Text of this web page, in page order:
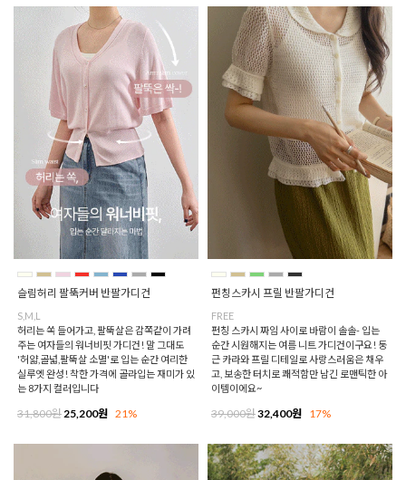
슬림허리 팔뚝커버 반팔가디건
S,M,L
허리는 쏙 들어가고, 팔뚝살은 감쪽같이 가려
주는 여자들의 워너비핏 가디건! 말 그대도
'허얇,골넓,팔뚝살 소멸'로 입는 순간 여리한
실루엣 완성! 착한 가격에 골라입는 재미가 있
는 8가지 컬러입니다
31,800원25,200원 21%
펀칭스카시 프릴 반팔가디건
FREE
펀칭 스카시 짜임 사이로 바람이 솔솔- 입는
순간 시원해지는 여름 니트 가디건이구요! 둥
근 카라와 프릴 디테일로 사랑스러움은 채우
고, 보송한 터치로 쾌적함만 남긴 로맨틱한 아
이템이에요~
39,000원32,400원 17%